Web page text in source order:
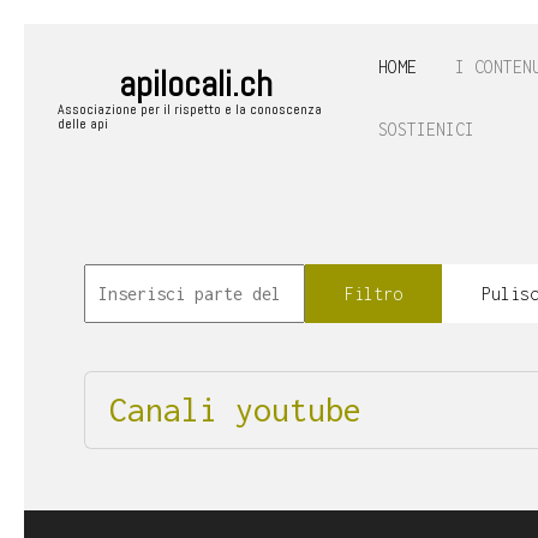
apilocali.ch
Associazione per il rispetto e la conoscenza
delle api
HOME I
SOSTIENICI
Filtro
Canali youtube